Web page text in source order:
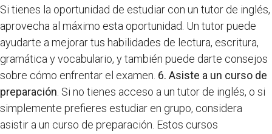
Si tienes la oportunidad de estudiar con un tutor de inglés,
aprovecha al máximo esta oportunidad. Un tutor puede
ayudarte a mejorar tus habilidades de lectura, escritura,
gramática y vocabulario, y también puede darte consejos
sobre cómo enfrentar el examen. 6. Asiste a un curso de
preparación . Si no tienes acceso a un tutor de inglés, o si
simplemente prefieres estudiar en grupo, considera
asistir a un curso de preparación. Estos cursos